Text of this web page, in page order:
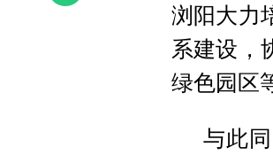
浏阳大力
系建设，
绿色园区
与此